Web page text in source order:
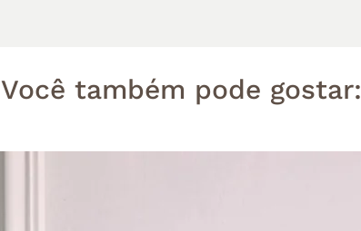
Você também pode gostar: